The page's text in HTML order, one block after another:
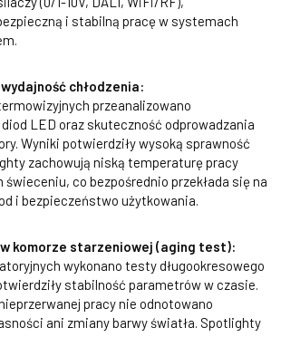
i stabilną pracę w systemach
chłodzenia:
przeanalizowano
LED oraz skuteczność odprowadzania
Wyniki potwierdziły wysoką sprawność
zachowują niską temperaturę pracy
świeceniu, co bezpośrednio przekłada się na
i bezpieczeństwo użytkowania.
komorze starzeniowej (aging test):
wykonano testy długookresowego
stabilność parametrów w czasie.
pracy nie odnotowano
ani zmiany barwy światła. Spotlighty